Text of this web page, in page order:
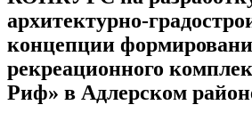
архитектурно-
концепции
рекреационного
Риф» в Адлерском